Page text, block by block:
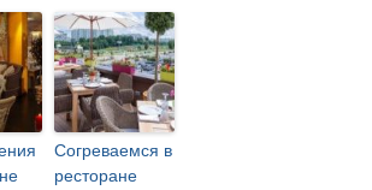
Согреваемся в
ресторане